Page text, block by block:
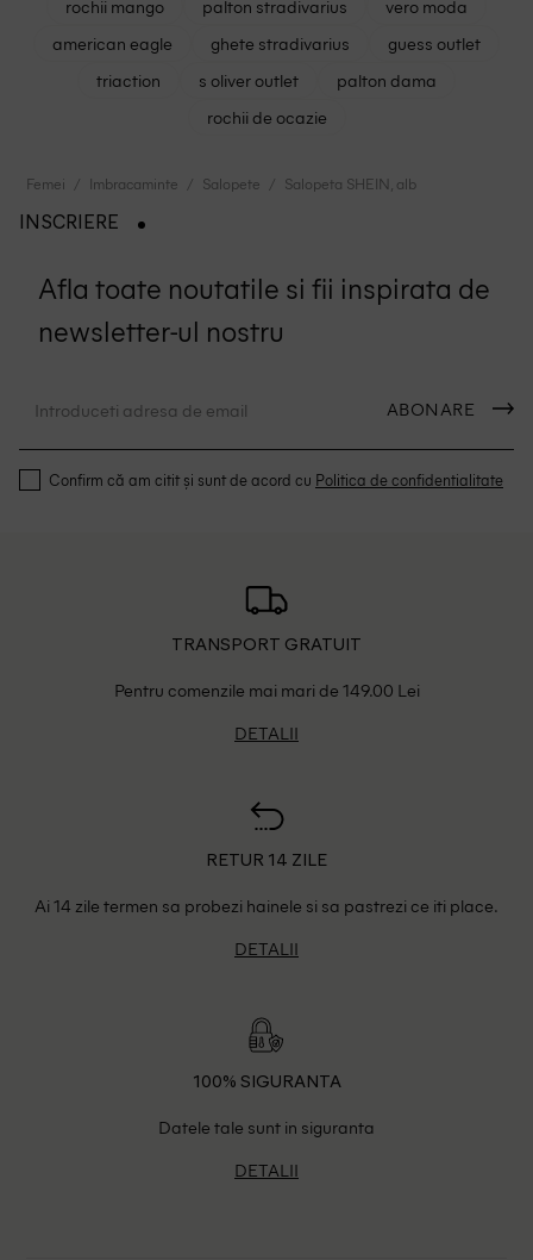
rochii mango
palton stradivarius
vero moda
american eagle
ghete stradivarius
guess outlet
triaction
s oliver outlet
palton dama
rochii de ocazie
Femei Imbracaminte Salopete Salopeta SHEIN, alb
INSCRIERE
Afla toate noutatile si fii inspirata de
newsletter-ul nostru
ABONARE
Confirm că am citit și sunt de acord cu Politica de confidentialitate
TRANSPORT GRATUIT
Pentru comenzile mai mari de 149.00 Lei
DETALII
RETUR 14 ZILE
Ai 14 zile termen sa probezi hainele si sa pastrezi ce iti place.
DETALII
100% SIGURANTA
Datele tale sunt in siguranta
DETALII